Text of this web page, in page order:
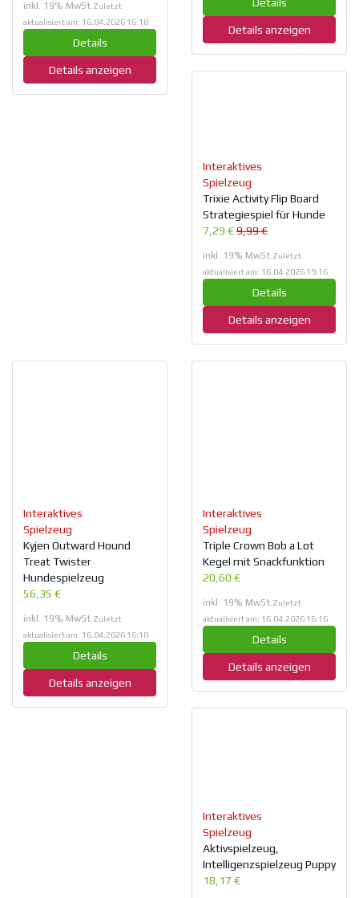
inkl. 19% MwSt.Zuletzt
aktualisiert am: 16.04.2026 16:18
Details
Details anzeigen
Details anzeigen
Interaktives
Spielzeug
Trixie Activity Flip Board
Strategiespiel für Hunde
7,29 €9,99 €
inkl. 19% MwSt.Zuletzt
aktualisiert am: 16.04.2026 19:16
Details
Details anzeigen
Interaktives
Spielzeug
Kyjen Outward Hound
Treat Twister
Hundespielzeug
56,35 €
inkl. 19% MwSt.Zuletzt
aktualisiert am: 16.04.2026 16:18
Details
Details anzeigen
Interaktives
Spielzeug
Triple Crown Bob a Lot
Kegel mit Snackfunktion
20,60 €
inkl. 19% MwSt.Zuletzt
aktualisiert am: 16.04.2026 16:16
Details
Details anzeigen
Interaktives
Spielzeug
Aktivspielzeug,
Intelligenzspielzeug Puppy
18,17 €